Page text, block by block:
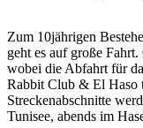
Zum 10jährigen
geht es auf große
wobei die Abfahrt für
Rabbit Club & El Haso
Streckenabschnitte
Tunisee, abends im